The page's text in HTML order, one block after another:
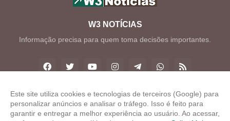
W3 NOTÍCIAS
Informação precisa para quem toma decisões importantes.
Copyright ©2026W3 Notícias
Este site utiliza cookies e tecnologias de terceiros (Google) para
personalizar anúncios e analisar o tráfego. Isso é feito para
garantir e entregar a melhor experiência ao usuário. Ao acessar,